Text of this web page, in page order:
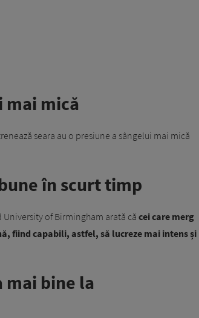
mai mică
seara au o presiune a sângelui mai mică
în scurt timp
University of Birmingham arată că cei care merg
fiind capabili, astfel, să lucreze mai intens și
mai bine la